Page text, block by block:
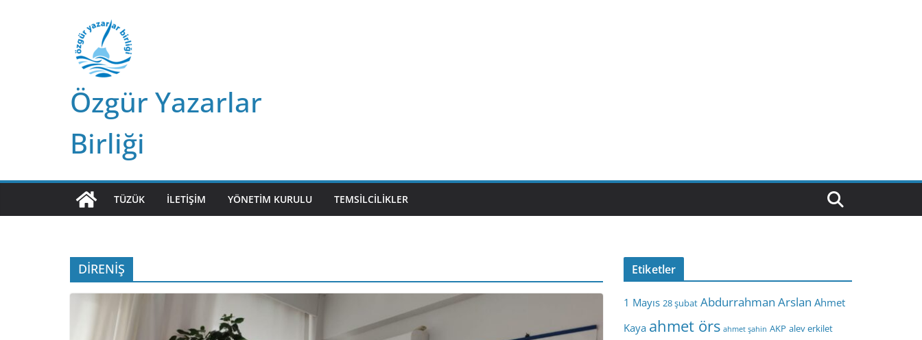
Özgür Yazarlar
Birliği
TÜZÜK İLETIŞIM YÖNETIM KURULU TEMSILCILIKLER
DİRENİŞ Etiketler
1 Mayıs 28 şubat Abdurrahman Arslan Ahmet
Kaya ahmet örs ahmet şahin AKP alev erkilet